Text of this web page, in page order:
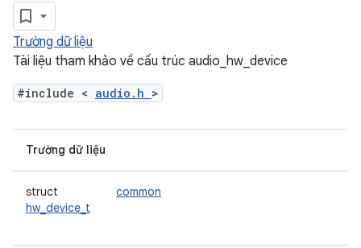
Trường dữ liệu
Tài liệu tham khảo về cấu trúc audio_hw_device
#include < audio.h >
Trường dữ liệu
struct
hw_device_t
common